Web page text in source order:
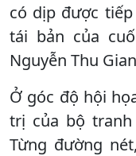
có dịp được
tái bản của
Nguyễn Thu
Ở góc độ hội
trị của bộ
Từng đường